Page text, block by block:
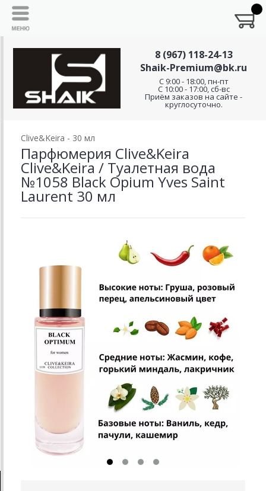
8 (967) 118-24-13
Shaik-Premium@bk.ru
C 9:00 - 18:00, пн-пт
С 10:00 - 17:00, сб-вс
Приём заказов на сайте -
круглосуточно.
Clive&Keira - 30 мл
Парфюмерия Clive&Keira
Clive&Keira / Туалетная вода
№1058 Black Opium Yves Saint
Laurent 30 мл